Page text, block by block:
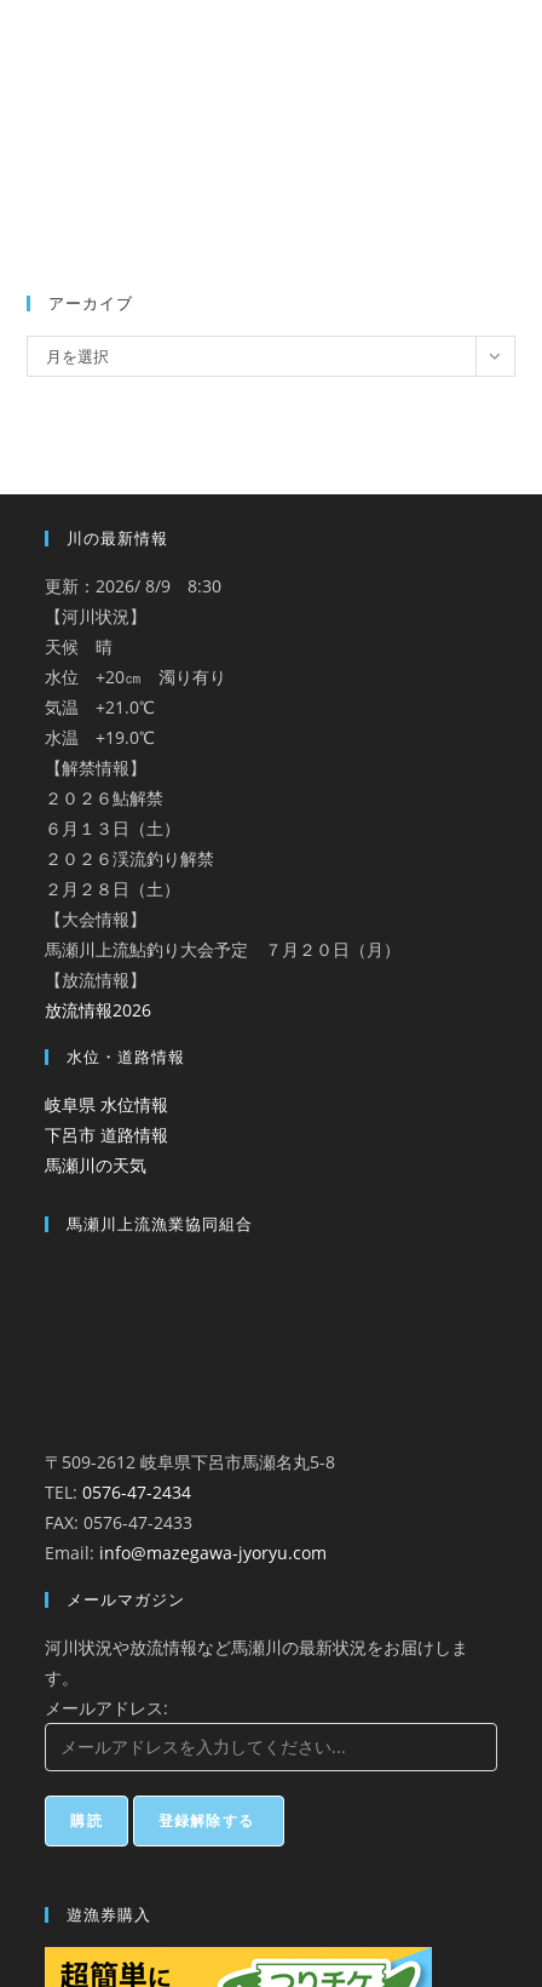
アーカイブ
ー
月を選択
川の最新情報
更新：2026/ 8/9 8:30
【河川状況】
天候 晴
水位 +20㎝ 濁り有り
気温 +21.0℃
水温 +19.0℃
【解禁情報】
２０２６鮎解禁
６月１３日（土）
２０２６渓流釣り解禁
２月２８日（土）
【大会情報】
馬瀬川上流鮎釣り大会予定 ７月２０日（月）
【放流情報】
放流情報2026
水位・道路情報
岐阜県 水位情報
下呂市 道路情報
馬瀬川の天気
馬瀬川上流漁業協同組合
〒509-2612 岐阜県下呂市馬瀬名丸5-8
TEL:0576-47-2434
FAX: 0576-47-2433
Email: info@mazegawa-jyoryu.com
メールマガジン
河川状況や放流情報など馬瀬川の最新状況をお届けしま
す。
メールアドレス:
遊漁券購入